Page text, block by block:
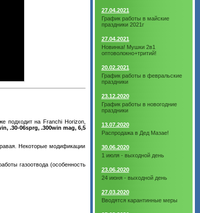
подходит на Franchi Horizon,
.30-06sprg, .300win mag, 6,5
Некоторые модификации
газоотвода (особенность
27.04.2021
График работы в майские
праздники 2021г
27.04.2021
Новинка! Мушки 2в1
оптоволокно+тритий!
20.02.2021
График работы в февральские
праздники
23.12.2020
График работы в новогодние
праздники
13.07.2020
Распродажа в Дед Мазае!
30.06.2020
1 июля - выходной день
23.06.2020
24 июня - выходной день
27.03.2020
Вводятся карантинные меры